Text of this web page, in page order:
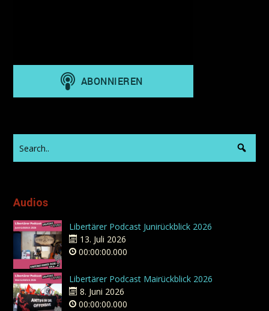
Audios
Libertärer Podcast Junirückblick 2026
13. Juli 2026
00:00:00.000
Libertärer Podcast Mairückblick 2026
8. Juni 2026
00:00:00.000